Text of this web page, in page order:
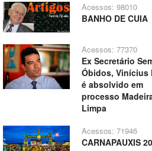
Acessos: 98010
BANHO DE CUIA
Acessos: 77370
Ex Secretário
Óbidos, Vinícius
é absolvido em
processo
Limpa
Acessos: 71946
CARNAPAUXIS